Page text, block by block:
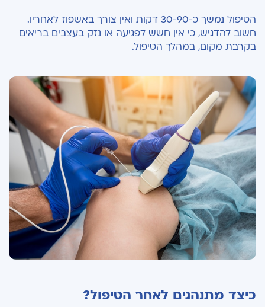
הטיפול נמשך כ-30-90 דקות ואין צורך באשפוז לאחריו.
חשוב להדגיש, כי אין חשש לפגיעה או נזק בעצבים בריאים
בקרבת מקום, במהלך הטיפול.
כיצד מתנהגים לאחר הטיפול?